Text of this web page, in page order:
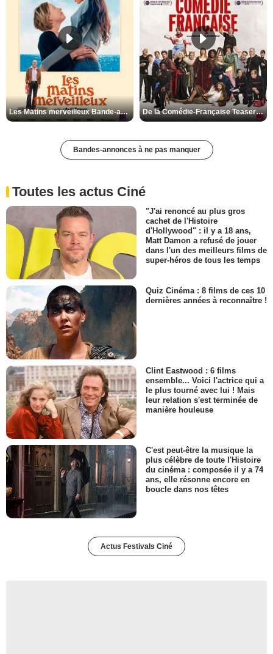
Les Matins merveilleux Bande-annonce VF De la Comédie-Française Teaser VF
Bandes-annonces à ne pas manquer
Toutes les actus Ciné
"J'ai renoncé au plus gros
cachet de l'Histoire
d'Hollywood" : il y a 18 ans,
Matt Damon a refusé de jouer
dans l'un des meilleurs films de
super-héros de tous les temps
Quiz Cinéma : 8 films de ces 10
dernières années à reconnaître !
Clint Eastwood : 6 films
ensemble... Voici l'actrice qui a
le plus tourné avec lui ! Mais
leur relation s'est terminée de
manière houleuse
C'est peut-être la musique la
plus célèbre de toute l'Histoire
du cinéma : composée il y a 74
ans, elle résonne encore en
boucle dans nos têtes
Actus Festivals Ciné